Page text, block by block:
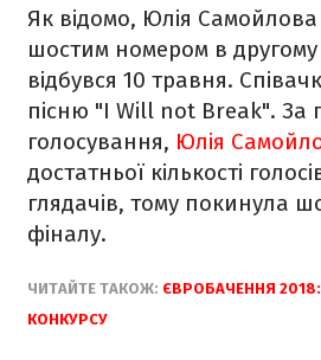
Як відомо, Юлія Самойлова
шостим номером в другому
відбувся 10 травня.
пісню "I Will not Break". За
голосування, Юлія
достатньої кількості
глядачів, тому покинула
фіналу.
ЧИТАЙТЕ ТАКОЖ: ЄВРОБАЧЕННЯ
КОНКУРСУ